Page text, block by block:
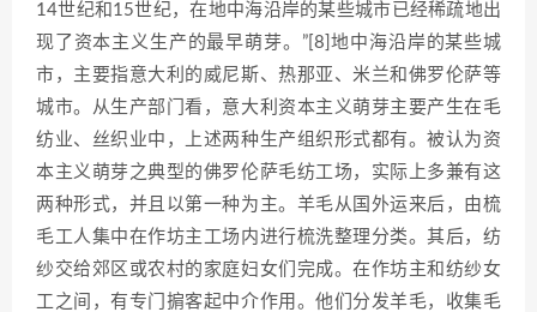
14世纪和15世纪，在地中海沿岸的某些城市已经稀疏地出
现了资本主义生产的最早萌芽。”[8]地中海沿岸的某些城
市，主要指意大利的威尼斯、热那亚、米兰和佛罗伦萨等
城市。从生产部门看，意大利资本主义萌芽主要产生在毛
纺业、丝织业中，上述两种生产组织形式都有。被认为资
本主义萌芽之典型的佛罗伦萨毛纺工场，实际上多兼有这
两种形式，并且以第一种为主。羊毛从国外运来后，由梳
毛工人集中在作坊主工场内进行梳洗整理分类。其后，纺
纱交给郊区或农村的家庭妇女们完成。在作坊主和纺纱女
工之间，有专门掮客起中介作用。他们分发羊毛，收集毛